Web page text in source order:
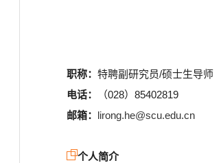
职称： 特聘副研究员/硕士生导师
电话：
（028）85402819
邮箱： lirong.he@scu.edu.cn
个人简介